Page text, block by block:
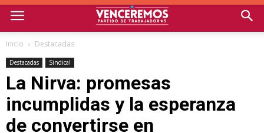
Inicio Destacadas
Destacadas Sindical
La Nirva: promesas
incumplidas y la esperanza
de convertirse en